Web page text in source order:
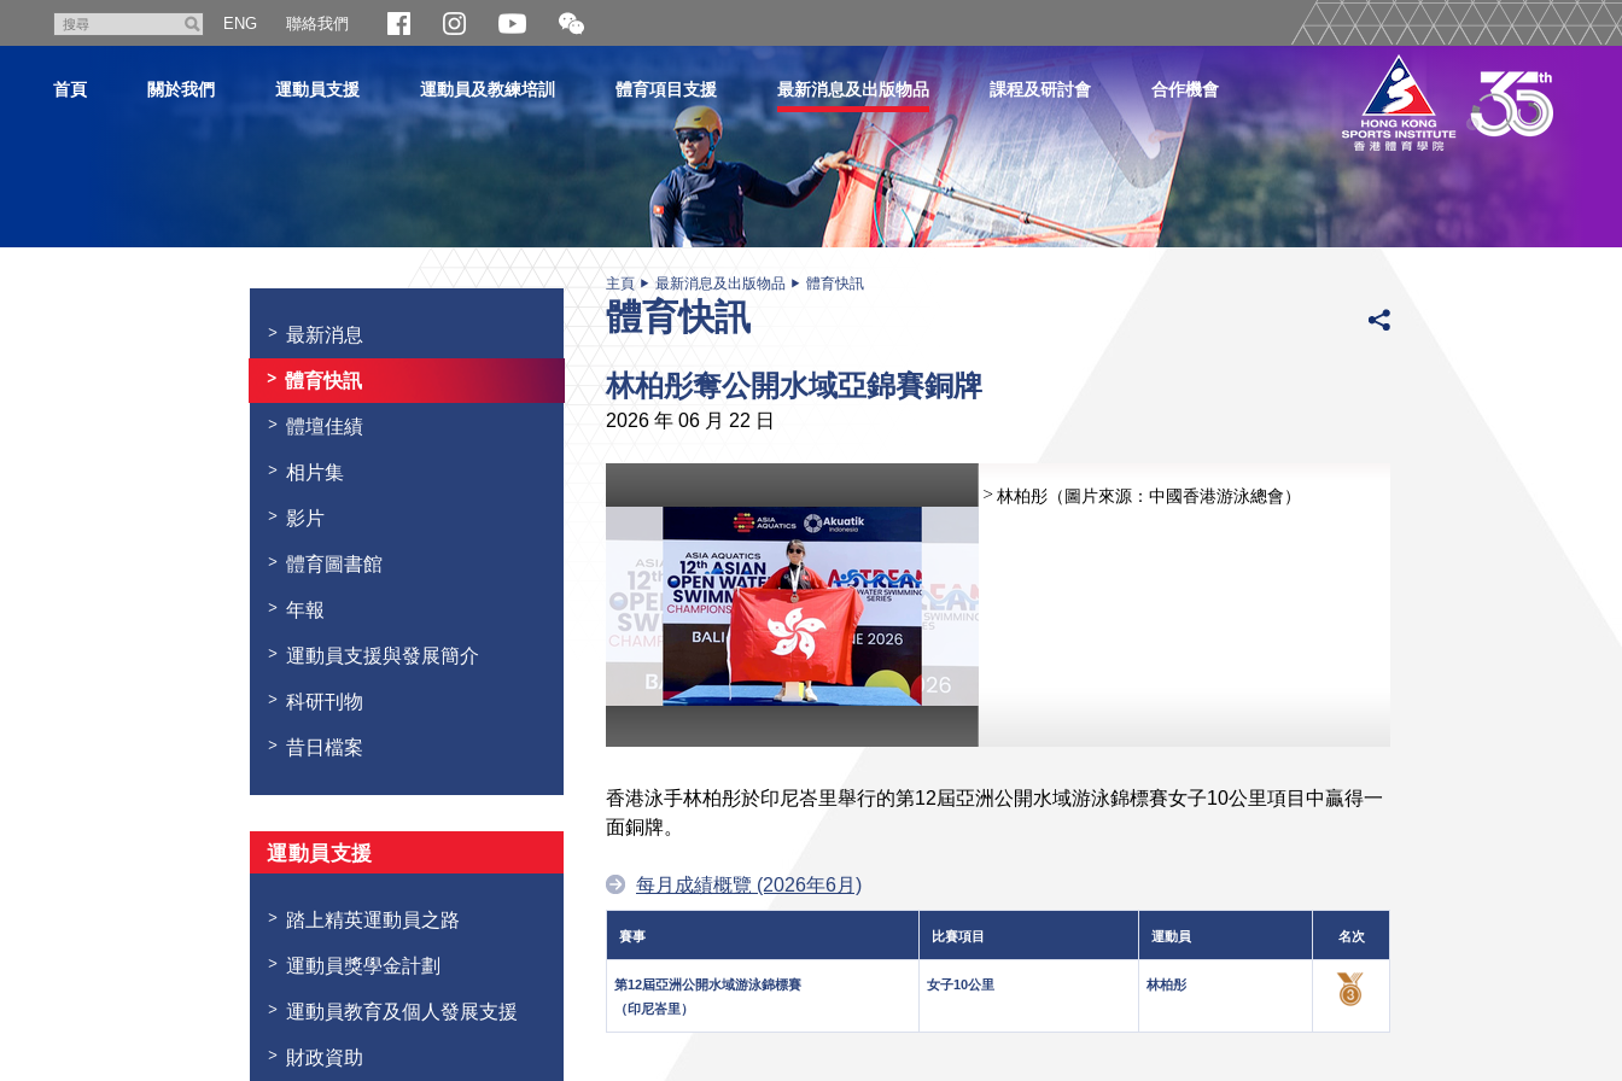
尋
ENG 聯絡我們
開
合
二
維
首頁 關於我們 運動員支援 運動員及教練培訓 體育項目支援 最新消息及出版物品 課程及研討會 合作機會
最新消息
體育快訊
體壇佳績
相片集
影片
體育圖書館
年報
運動員支援與發展簡介
科研刊物
昔日檔案
運動員支援
踏上精英運動員之路
運動員獎學金計劃
運動員教育及個人發展支援
財政資助
主頁 最新消息及出版物品 體育快訊
體育快訊
林柏彤奪公開水域亞錦賽銅牌
2026 年 06 月 22 日
林柏彤（圖片來源：中國香港游泳總會）
香港泳手林柏彤於印尼峇里舉行的第12屆亞洲公開水域游泳錦標賽女子10公里項目中贏得一
面銅牌。
每月成績概覽 (2026年6月)
賽事 比賽項目 運動員 名次
第12屆亞洲公開水域游泳錦標賽
（印尼峇里）
女子10公里 林柏彤